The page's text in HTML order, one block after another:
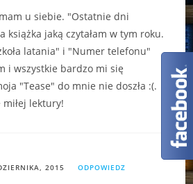
u siebie. "Ostatnie dni
książka jaką czytałam w tym roku.
latania" i "Numer telefonu"
i wszystkie bardzo mi się
"Tease" do mnie nie doszła :(.
miłej lektury!
2015 ODPOWIEDZ